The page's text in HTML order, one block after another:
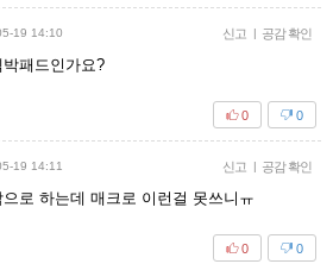
19 14:10 신고 | 공감 확인
패드인가요?
0
0
19 14:11 신고 | 공감 확인
로 하는데 매크로 이런걸 못쓰니ㅠ
0
0